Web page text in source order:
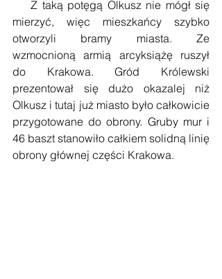
mierzyć, więc mieszkańcy szybko
otworzyli bramy miasta. Ze
wzmocnioną armią arcyksiążę ruszył
do Krakowa. Gród Królewski
prezentował się dużo okazalej niż
Olkusz i tutaj już miasto było całkowicie
przygotowane do obrony. Gruby mur i
46 baszt stanowiło całkiem solidną linię
obrony głównej części Krakowa.